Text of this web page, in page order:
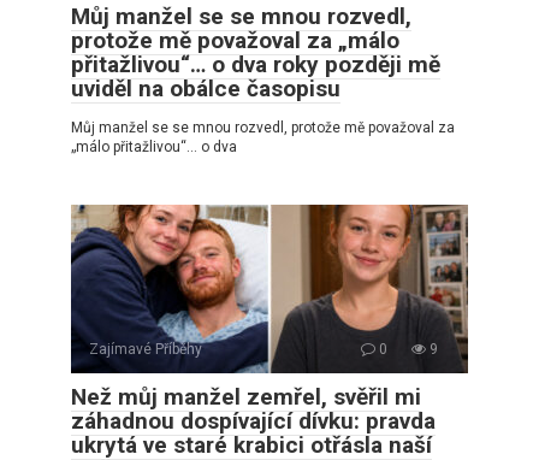
Můj manžel se se mnou rozvedl,
protože mě považoval za „málo
přitažlivou“… o dva roky později mě
uviděl na obálce časopisu
Můj manžel se se mnou rozvedl, protože mě považoval za
„málo přitažlivou“… o dva
Zajímavé Příběhy 0 9
Než můj manžel zemřel, svěřil mi
záhadnou dospívající dívku: pravda
ukrytá ve staré krabici otřásla naší